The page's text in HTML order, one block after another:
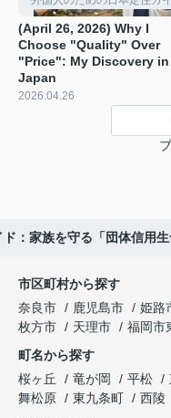
(April 26, 2026) Why I
Choose "Quality" Over
"Price": My Discovery in
Japan
2026.04.26
：家族を守る「団体信用
市区町村から探す
奈良市
鹿児島市 姫路
枚方市
天理市 福岡市
町名から探す
桜ヶ丘
竜が岡 平松
舞松原
東九条町
西陵